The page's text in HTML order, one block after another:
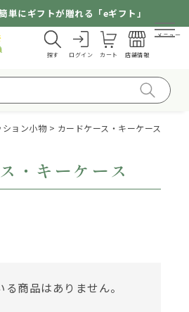
単にギフトが贈れる「eギフト」
探す ログイン カート 店舗情報
メニュー
ション小物 カードケース・キーケース
・キーケース
商品はありません。